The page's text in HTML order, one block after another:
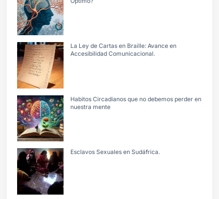
La Ley de Cartas en Braille: Avance en
Accesibilidad Comunicacional.
Habitos Circadianos que no debemos perder en
nuestra mente
Esclavos Sexuales en Sudáfrica.